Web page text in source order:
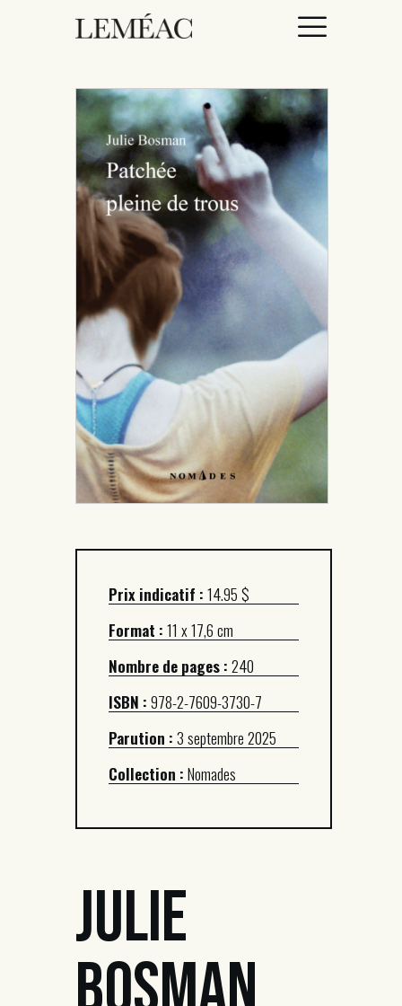
ACCUEIL
CATALOGUE
AUTEURICES
DROITS / RIGHTS
À PROPOS
Prix indicatif :14.95 $
Format :11 x 17,6 cm
Nombre de pages :240
ISBN :978-2-7609-3730-7
Parution :3 septembre 2025
Collection :Nomades
Julie